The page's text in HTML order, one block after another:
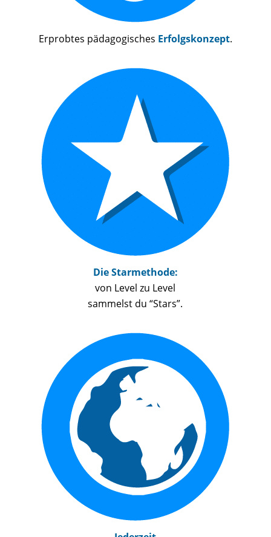
Erprobtes pädagogisches Erfolgskonzept.
Die Starmethode:
von Level zu Level
sammelst du “Stars”.